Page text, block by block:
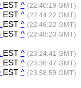
EST ^ (22:40:19 GMT)
EST ^ (22:44:22 GMT)
EST ^ (22:46:22 GMT)
EST ^ (22:48:23 GMT)
EST ^ (23:24:41 GMT)
EST ^ (23:36:47 GMT)
EST ^ (23:58:59 GMT)